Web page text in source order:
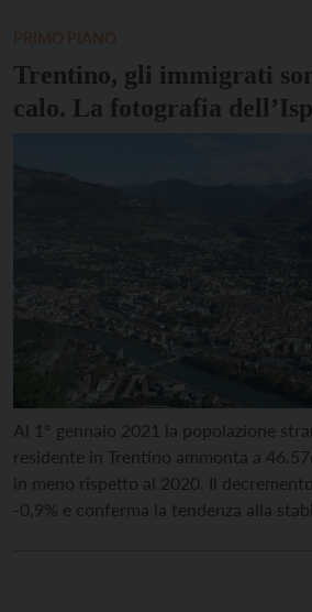
Trentino, gli immigrati
calo. La fotografia
Al 1° gennaio 2021 la popolazione
residente in Trentino ammonta a
in meno rispetto al 2020. Il
-0,9% e conferma la tendenza alla